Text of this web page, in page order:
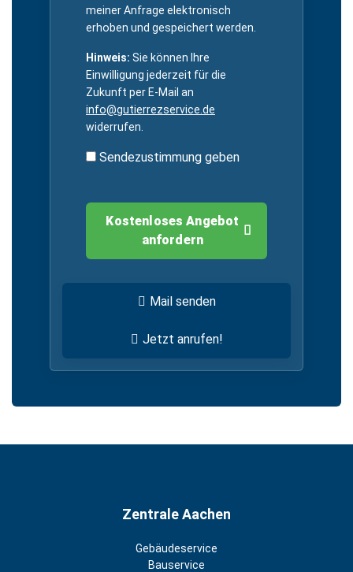
meiner Anfrage elektronisch
erhoben und gespeichert werden.
Hinweis: Sie können Ihre
Einwilligung jederzeit für die
Zukunft per E-Mail an
info@gutierrezservice.de
widerrufen.
Sendezustimmung geben
Kostenloses Angebot
anfordern
Mail senden
Jetzt anrufen!
Zentrale Aachen
Gebäudeservice
Bauservice